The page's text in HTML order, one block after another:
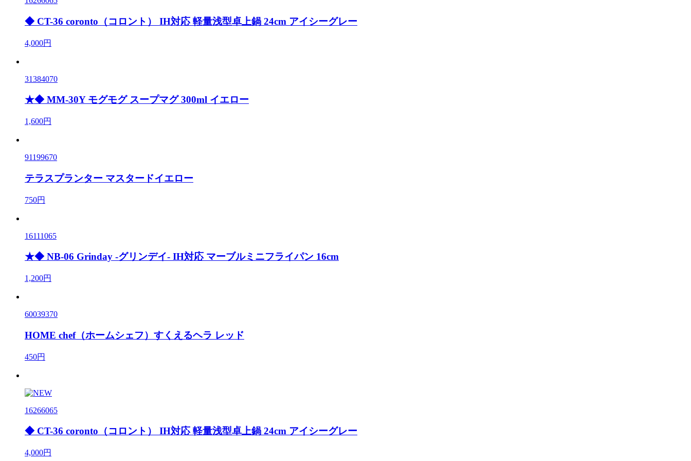
◆ CT-36 coronto（コロント） IH対応 軽量浅型卓上鍋 24cm アイシーグレー
4,000円
31384070
★◆ MM-30Y モグモグ スープマグ 300ml イエロー
1,600円
91199670
テラスプランター マスタードイエロー
750円
16111065
★◆ NB-06 Grinday -グリンデイ- IH対応 マーブルミニフライパン 16cm
1,200円
60039370
HOME chef（ホームシェフ）すくえるヘラ レッド
450円
16266065
◆ CT-36 coronto（コロント） IH対応 軽量浅型卓上鍋 24cm アイシーグレー
4,000円